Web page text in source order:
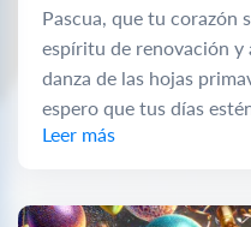
Pascua, que tu corazón
espíritu de renovación y
danza de las hojas
espero que tus días
Leer más